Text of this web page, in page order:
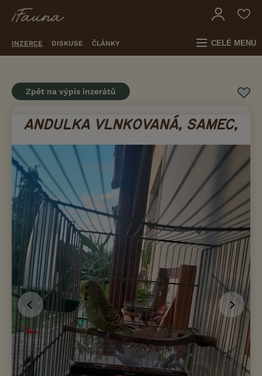
INZERCE DISKUSE ČLÁNKY CELÉ MENU
Zpět na výpis inzerátů
ANDULKA VLNKOVANÁ, SAMEC,